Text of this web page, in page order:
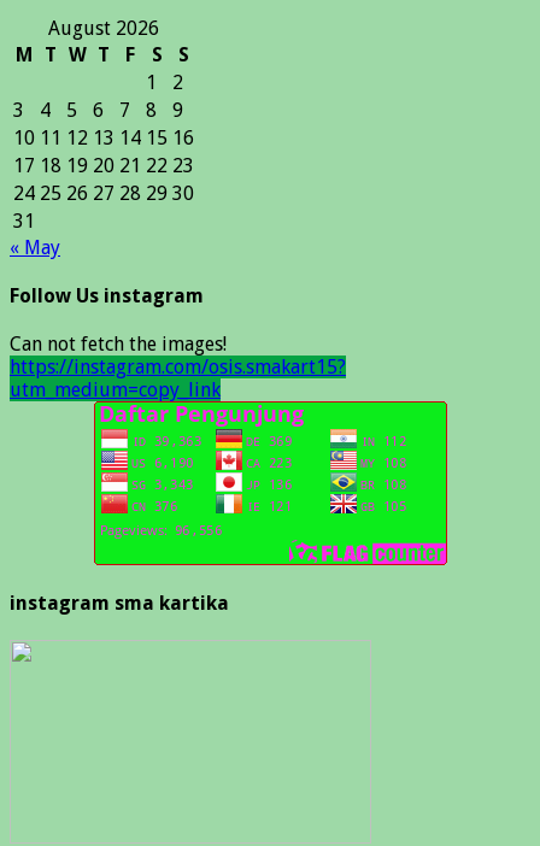
August 2026
M
T W T F S
S
1
2
3
4 5 6 7 8
9
10 11 12 13 14 15 16
17 18 19 20 21 22 23
24 25 26 27 28 29 30
31
« May
Follow Us instagram
Can not fetch the images!
https://instagram.com/osis.smakart15?
utm_medium=copy_link
instagram sma kartika